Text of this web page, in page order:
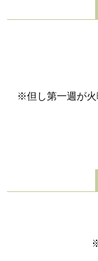
※但し第一週が火